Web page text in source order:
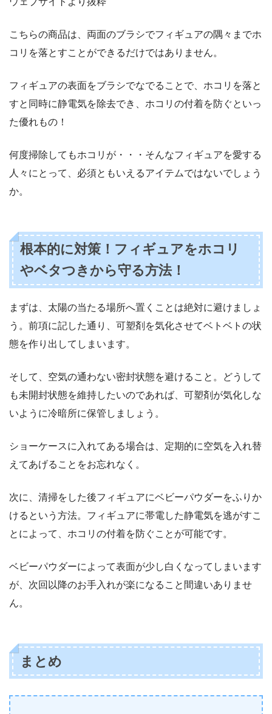
こちらの商品は、両面のブラシでフィギュアの隅々までホ
コリを落とすことができるだけではありません。
フィギュアの表面をブラシでなでることで、ホコリを落と
すと同時に静電気を除去でき、ホコリの付着を防ぐといっ
た優れもの！
何度掃除してもホコリが・・・そんなフィギュアを愛する
人々にとって、必須ともいえるアイテムではないでしょう
か。
根本的に対策！フィギュアをホコリ
やベタつきから守る方法！
まずは、太陽の当たる場所へ置くことは絶対に避けましょ
う。前項に記した通り、可塑剤を気化させてベトベトの状
態を作り出してしまいます。
そして、空気の通わない密封状態を避けること。どうして
も未開封状態を維持したいのであれば、可塑剤が気化しな
いように冷暗所に保管しましょう。
ショーケースに入れてある場合は、定期的に空気を入れ替
えてあげることをお忘れなく。
次に、清掃をした後フィギュアにベビーパウダーをふりか
けるという方法。フィギュアに帯電した静電気を逃がすこ
とによって、ホコリの付着を防ぐことが可能です。
ベビーパウダーによって表面が少し白くなってしまいます
が、次回以降のお手入れが楽になること間違いありませ
ん。
まとめ